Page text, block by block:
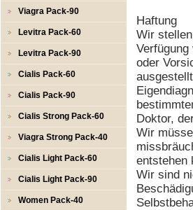
Viagra Pack-90
Levitra Pack-60
Levitra Pack-90
Cialis Pack-60
Cialis Pack-90
Cialis Strong Pack-60
Viagra Strong Pack-40
Cialis Light Pack-60
Cialis Light Pack-90
Women Pack-40
Haftung
Wir
oder
Doktor,
Wir
entstehen
Wir sind